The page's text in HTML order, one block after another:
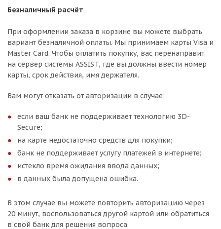
Безналичный расчёт
При оформлении заказа в корзине вы можете выбрать
вариант безналичной оплаты. Мы принимаем карты Visa и
Master Card. Чтобы оплатить покупку, вас перенаправит
на сервер системы ASSIST, где вы должны ввести номер
карты, срок действия, имя держателя.
Вам могут отказать от авторизации в случае:
если ваш банк не поддерживает технологию 3D-
Secure;
на карте недостаточно средств для покупки;
банк не поддерживает услугу платежей в интернете;
истекло время ожидания ввода данных;
в данных была допущена ошибка.
В этом случае вы можете повторить авторизацию через
20 минут, воспользоваться другой картой или обратиться
в свой банк для решения вопроса.